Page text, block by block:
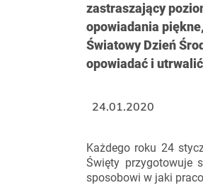
zastraszający
opowiadania
Światowy Dzień
opowiadać i
Każdego roku 24
Święty przygotowuje
sposobowi w jaki
24.01.2020